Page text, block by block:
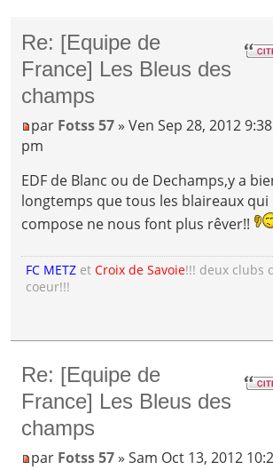
Re: [Equipe de
France] Les Bleus des
champs
par Fotss 57 » Ven Sep 28, 2012 9:38
pm
EDF de Blanc ou de Dechamps,y a
longtemps que tous les blaireaux qui
compose ne nous font plus rêver!!
FC METZ etCroix de Savoie!!! deux clubs
coeur!!!
Re: [Equipe de
France] Les Bleus des
champs
par Fotss 57» Sam Oct 13, 2012